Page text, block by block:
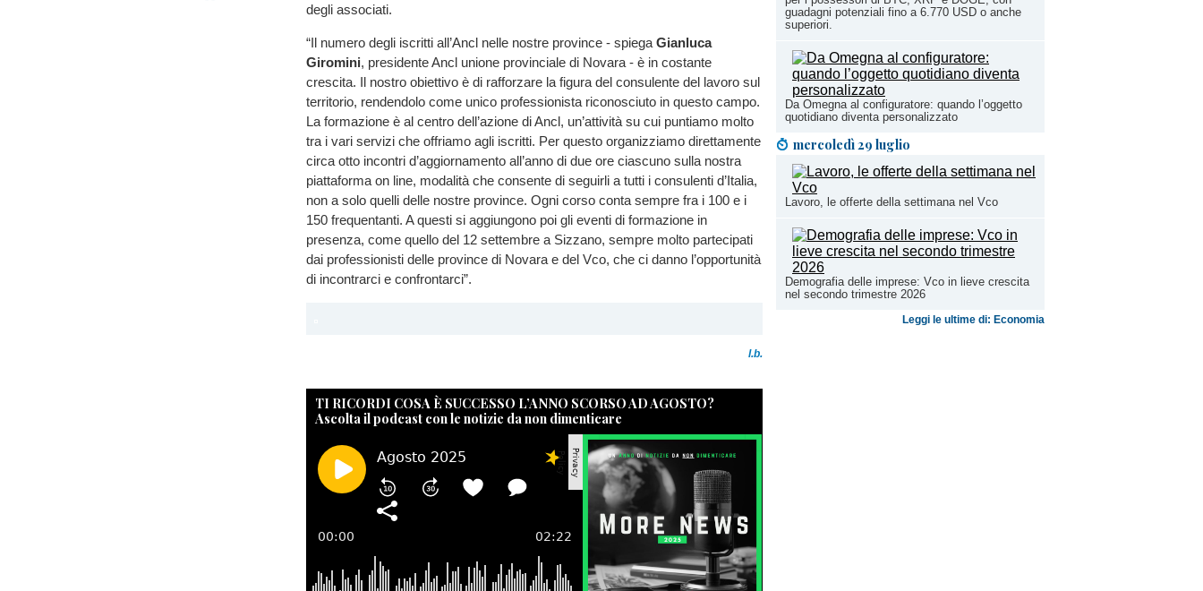
guadagni potenziali fino a 6.770 USD o anche
superiori.
Da Omegna al configuratore: quando l’oggetto
quotidiano diventa personalizzato
mercoledì 29 luglio
Lavoro, le offerte della settimana nel Vco
Demografia delle imprese: Vco in lieve crescita
nel secondo trimestre 2026
Leggi le ultime di: Economia
degli associati.
“Il numero degli iscritti all’Ancl nelle nostre province - spiega Gianluca
Giromini, presidente Ancl unione provinciale di Novara - è in costante
crescita. Il nostro obiettivo è di rafforzare la figura del consulente del lavoro sul
territorio, rendendolo come unico professionista riconosciuto in questo campo.
La formazione è al centro dell’azione di Ancl, un’attività su cui puntiamo molto
tra i vari servizi che offriamo agli iscritti. Per questo organizziamo direttamente
circa otto incontri d’aggiornamento all’anno di due ore ciascuno sulla nostra
piattaforma on line, modalità che consente di seguirli a tutti i consulenti d’Italia,
non a solo quelli delle nostre province. Ogni corso conta sempre fra i 100 e i
150 frequentanti. A questi si aggiungono poi gli eventi di formazione in
presenza, come quello del 12 settembre a Sizzano, sempre molto partecipati
dai professionisti delle province di Novara e del Vco, che ci danno l’opportunità
di incontrarci e confrontarci”.
l.b.
TI RICORDI COSA È SUCCESSO L’ANNO SCORSO AD AGOSTO?
Ascolta il podcast con le notizie da non dimenticare